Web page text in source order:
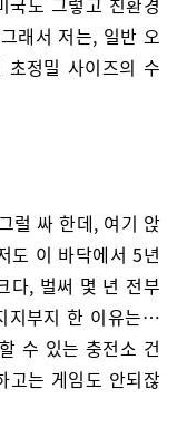
래서 저는, 일반 오
정밀 사이즈의 수
럴 싸 한데, 여기 앉
도 이 바닥에서 5년
다, 벌써 몇 년 전부
지부지 한 이유는…
수 있는 충전소 건
고는 게임도 안되잖